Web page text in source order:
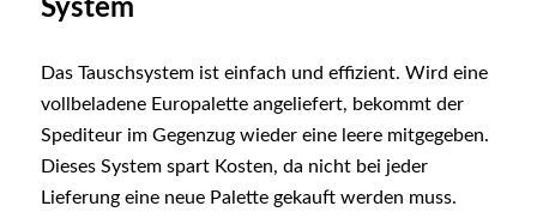
System
Das Tauschsystem ist einfach und effizient. Wird eine
vollbeladene Europalette angeliefert, bekommt der
Spediteur im Gegenzug wieder eine leere mitgegeben.
Dieses System spart Kosten, da nicht bei jeder
Lieferung eine neue Palette gekauft werden muss.